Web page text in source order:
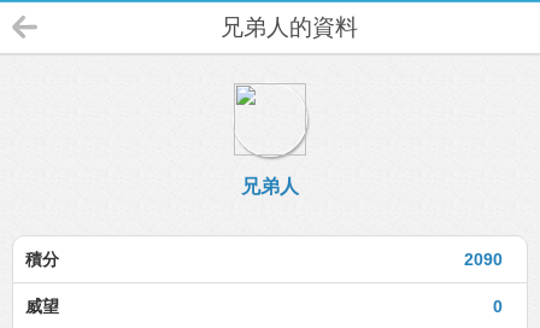
兄弟人的資料
兄弟人
2090
積分
0
威望